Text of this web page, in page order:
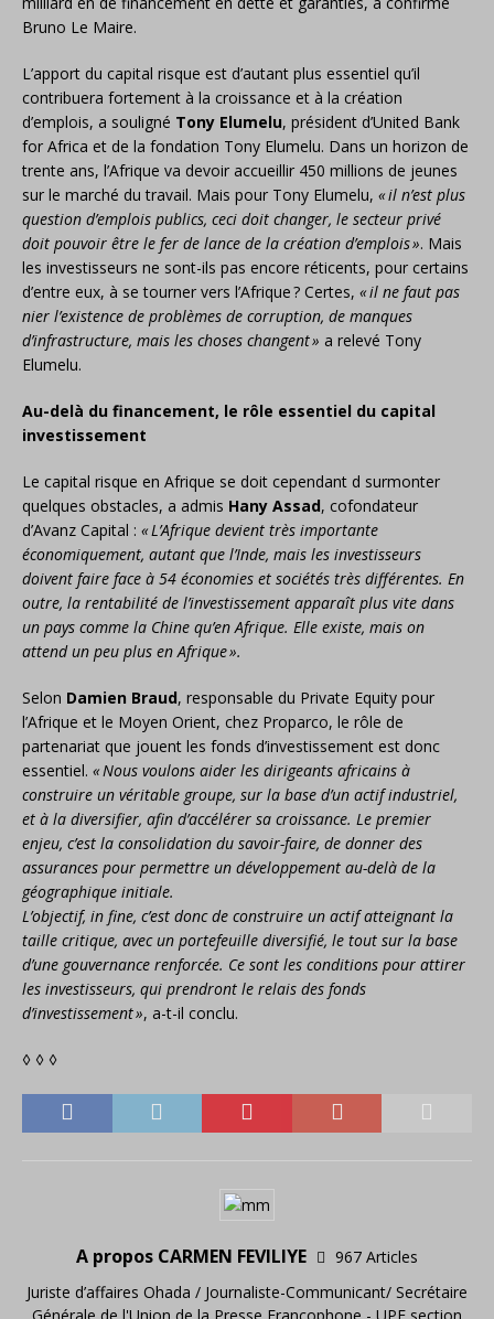
Bruno Le Maire.
L’apport du capital risque est d’autant plus essentiel qu’il
contribuera fortement à la croissance et à la création
d’emplois, a souligné Tony Elumelu, président d’United Bank
for Africa et de la fondation Tony Elumelu. Dans un horizon de
trente ans, l’Afrique va devoir accueillir 450 millions de jeunes
sur le marché du travail. Mais pour Tony Elumelu, «il n’est plus
question d’emplois publics, ceci doit changer, le secteur privé
doit pouvoir être le fer de lance de la création d’emplois». Mais
les investisseurs ne sont-ils pas encore réticents, pour certains
d’entre eux, à se tourner vers l’Afrique? Certes, «il ne faut pas
nier l’existence de problèmes de corruption, de manques
d’infrastructure, mais les choses changent» a relevé Tony
Elumelu.
Au-delà du financement, le rôle essentiel du capital
investissement
Le capital risque en Afrique se doit cependant d surmonter
quelques obstacles, a admis Hany Assad, cofondateur
d’Avanz Capital : «L’Afrique devient très importante
économiquement, autant que l’Inde, mais les investisseurs
doivent faire face à 54 économies et sociétés très différentes. En
outre, la rentabilité de l’investissement apparaît plus vite dans
un pays comme la Chine qu’en Afrique. Elle existe, mais on
attend un peu plus en Afrique».
Selon Damien Braud, responsable du Private Equity pour
l’Afrique et le Moyen Orient, chez Proparco, le rôle de
partenariat que jouent les fonds d’investissement est donc
essentiel. «Nous voulons aider les dirigeants africains à
construire un véritable groupe, sur la base d’un actif industriel,
et à la diversifier, afin d’accélérer sa croissance. Le premier
enjeu, c’est la consolidation du savoir-faire, de donner des
assurances pour permettre un développement au-delà de la
géographique initiale.
L’objectif, in fine, c’est donc de construire un actif atteignant la
taille critique, avec un portefeuille diversifié, le tout sur la base
d’une gouvernance renforcée. Ce sont les conditions pour attirer
les investisseurs, qui prendront le relais des fonds
d’investissement», a-t-il conclu.
◊ ◊ ◊
A propos CARMEN FEVILIYE
967 Articles
Juriste d’affaires Ohada / Journaliste-Communicant/ Secrétaire